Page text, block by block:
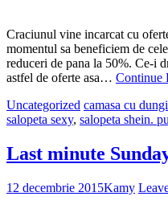
Craciunul vine incarcat cu
momentul sa beneficiem de
reduceri de pana la 50%. Ce-i
astfel de oferte asa… Continue
Uncategorized camasa cu dungi
salopeta sexy, salopeta shein.
Last minute
12 decembrie 2015Kamy